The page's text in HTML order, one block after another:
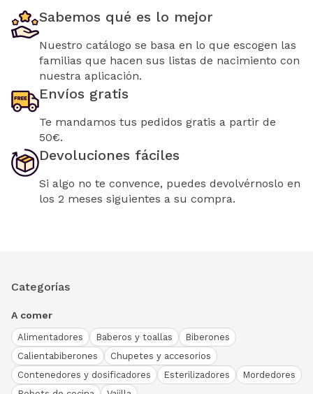
Sabemos qué es lo mejor
Nuestro catálogo se basa en lo que escogen las
familias que hacen sus listas de nacimiento con
nuestra aplicación.
Envíos gratis
Te mandamos tus pedidos gratis a partir de
50€.
Devoluciones fáciles
Si algo no te convence, puedes devolvérnoslo en
los 2 meses siguientes a su compra.
Categorías
A comer
Alimentadores Baberos y toallas
Biberones
Calientabiberones
Chupetes y accesorios
Contenedores y dosificadores
Esterilizadores
Mordedores